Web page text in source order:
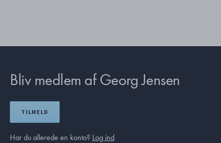
Bliv medlem af Georg Jensen
TILMELD
Har du allerede en konto? Log ind